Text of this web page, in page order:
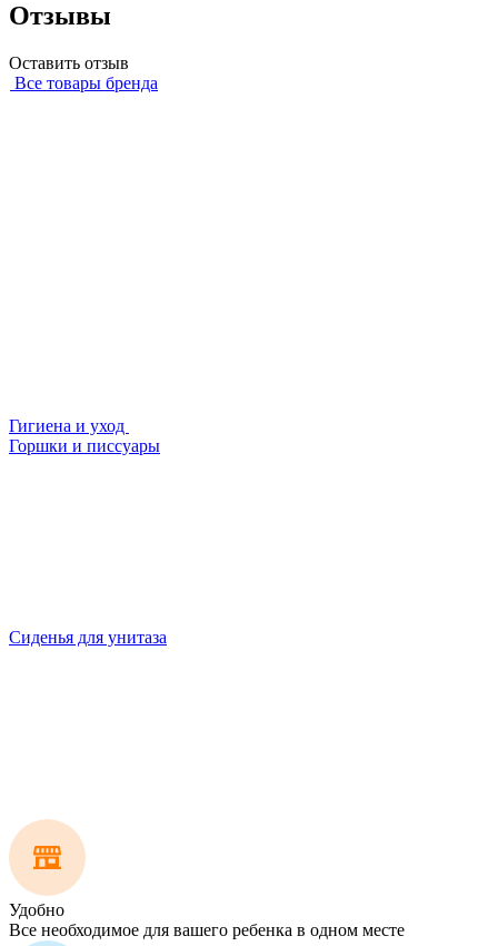
Отзывы
Оставить отзыв
Все товары бренда
Гигиена и уход
Горшки и писсуары
Сиденья для унитаза
Удобно
Все необходимое для вашего ребенка в одном месте